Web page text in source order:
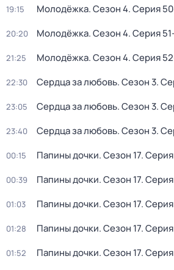
19:15 Молодёжка. Сезон 4. Серия
20:20 Молодёжка. Сезон 4. Серия
21:25 Молодёжка. Сезон 4. Серия
22:30 Сердца за любовь. Сезон 3.
23:05 Сердца за любовь. Сезон 3.
23:40 Сердца за любовь. Сезон 3.
00:15 Папины дочки. Сезон 17.
00:39 Папины дочки. Сезон 17.
01:03 Папины дочки. Сезон 17.
01:28 Папины дочки. Сезон 17.
01:52 Папины дочки. Сезон 17.